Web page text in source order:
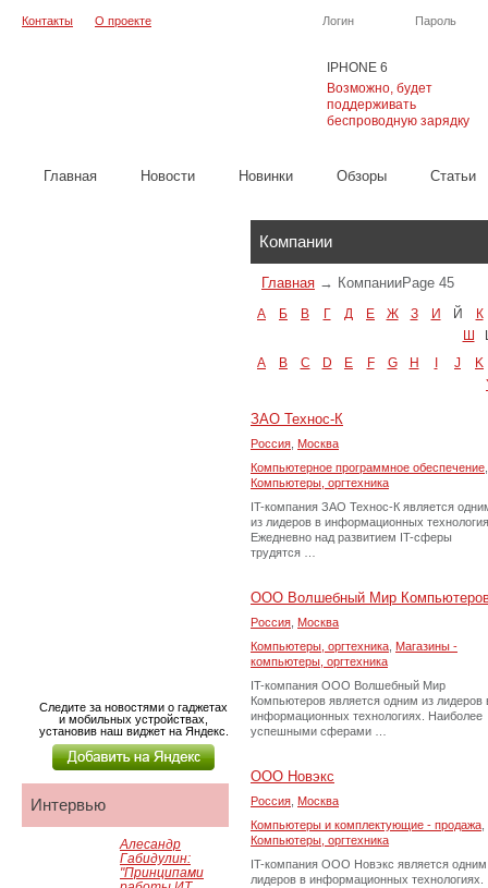
IPHONE 6
Возможно, будет
поддерживать
беспроводную зарядку
Логин Пароль
Контакты О проекте
Главная Новости Новинки Обзоры Cтатьи
Компании
Главная → КомпанииPage 45
А Б В Г Д Е Ж З И Й
К
Ш
A
B C D E F G H J
K
ЗАО Технос-К
Россия Москва
Компьютерное программное обеспечение
Компьютеры, оргтехника
IT-компания ЗАО Технос-К является
из лидеров в информационных
Ежедневно над развитием IT-сферы
трудятся …
ООО Волшебный Мир
Россия Москва
Компьютеры, оргтехника Магазины -
компьютеры, оргтехника
IT-компания ООО Волшебный Мир
Компьютеров является одним из лидеров
информационных технологиях. Наиболее
успешными сферами …
OOO Новэкс
Россия Москва
Компьютеры и комплектующие - продажа
Компьютеры, оргтехника
IT-компания OOO Новэкс является одним
лидеров в информационных технологиях.
Следите за новостями о гаджетах
и мобильных устройствах,
установив наш виджет на Яндекс.
Интервью
Алесандр
Габидулин:
"Принципами